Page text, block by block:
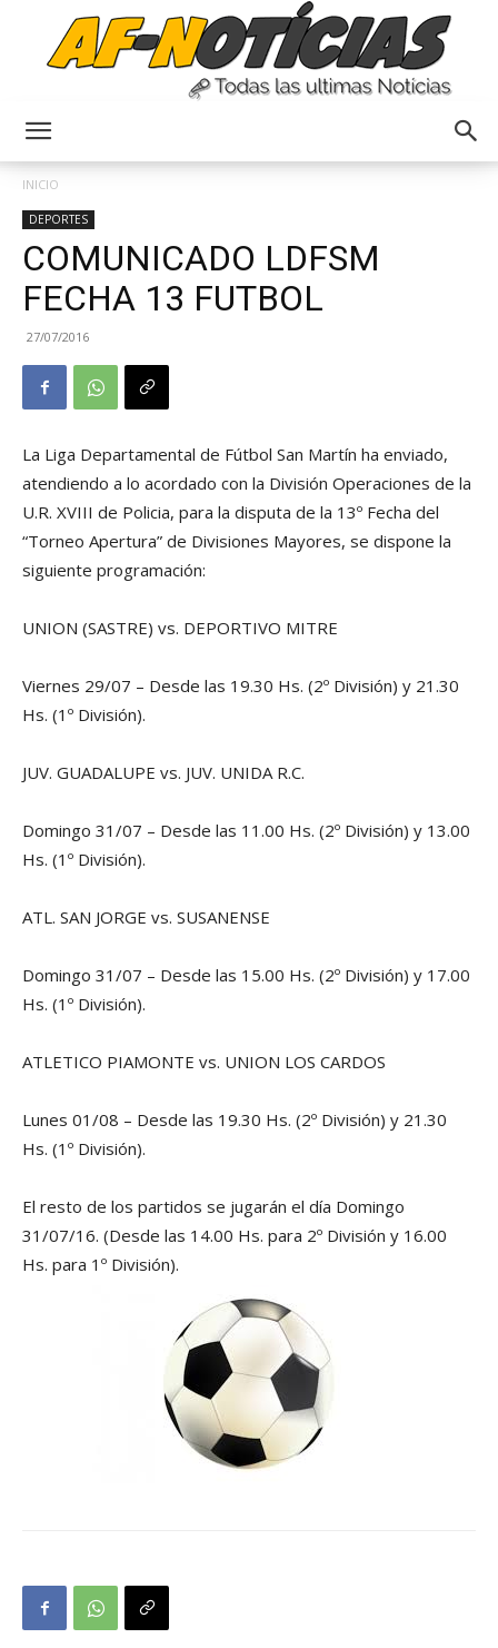
INICIO
DEPORTES
COMUNICADO LDFSM
FECHA 13 FUTBOL
27/07/2016
La Liga Departamental de Fútbol San Martín ha enviado,
atendiendo a lo acordado con la División Operaciones de la
U.R. XVIII de Policia, para la disputa de la 13º Fecha del
“Torneo Apertura” de Divisiones Mayores, se dispone la
siguiente programación:
UNION (SASTRE) vs. DEPORTIVO MITRE
Viernes 29/07 – Desde las 19.30 Hs. (2º División) y 21.30
Hs. (1º División).
JUV. GUADALUPE vs. JUV. UNIDA R.C.
Domingo 31/07 – Desde las 11.00 Hs. (2º División) y 13.00
Hs. (1º División).
ATL. SAN JORGE vs. SUSANENSE
Domingo 31/07 – Desde las 15.00 Hs. (2º División) y 17.00
Hs. (1º División).
ATLETICO PIAMONTE vs. UNION LOS CARDOS
Lunes 01/08 – Desde las 19.30 Hs. (2º División) y 21.30
Hs. (1º División).
El resto de los partidos se jugarán el día Domingo
31/07/16. (Desde las 14.00 Hs. para 2º División y 16.00
Hs. para 1º División).